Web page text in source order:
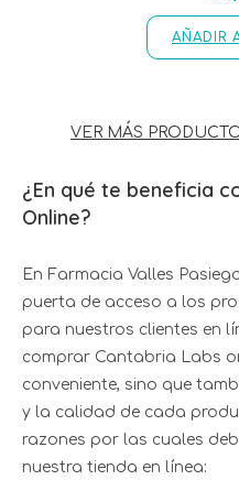
AÑADIR
VER MÁS
¿En qué te beneficia
Online?
En Farmacia Valles
puerta de acceso a los
para nuestros clientes en
comprar Cantabria Labs
conveniente, sino que
y la calidad de cada
razones por las cuales
nuestra tienda en línea: